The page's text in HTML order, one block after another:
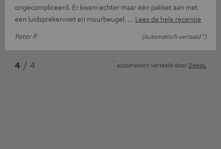
ongecompliceerd. Er kwam echter maar één pakket aan met
een luidsprekervoet en muurbeugel,
Lees de hele recensie
Peter P.
(Automatisch vertaald *)
4 / 4 * automatisch vertaald door DeepL